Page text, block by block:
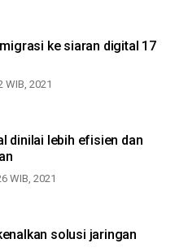
ke siaran digital 17
WIB, 2021
lebih efisien dan
WIB, 2021
solusi jaringan